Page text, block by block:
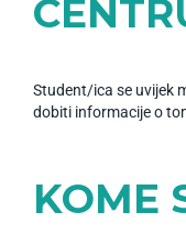
Student/ica se uvijek
dobiti informacije o
KOME